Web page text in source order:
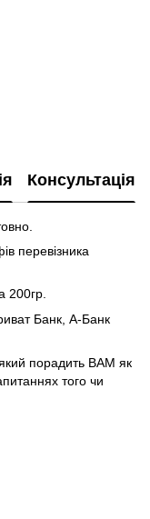
Консультація
перевізника
200гр.
Банк, А-Банк
порадить ВАМ як
того чи